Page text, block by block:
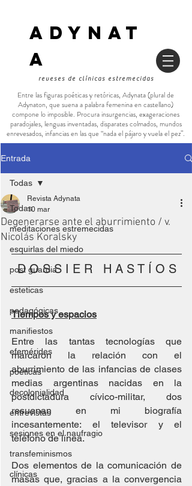
ADYNAT
a
reveses de clínicas estremecidas
Entre las figuras poéticas y retóricas, Adynata (plural de
Adynaton, que suena a palabra femenina en castellano)
compone lo imposible. Procura insurgencias, exageraciones
paradojales, lenguas inventadas, disparates colmados, mundos
enrevesados, infancias en las que “nada el pájaro y vuela el pez”.
Entrada
Todas
meditaciones estremecidas
esquirlas del miedo
post guardia
esteticas
pedagógicas
manifiestos
efemérides
poéticas
decolonialidad
entrevistas
sesiones en el naufragio
transfeminismos
clínicas
Todas
Degenerarse ante el aburrimiento / v.
Nicolás Koralsky
Revista Adynata
10 mar
D O S S I E R   H A S T Í O S
Tiempos y espacios
Entre las tantas tecnologías que
marcaron la relación con el
aburrimiento de las infancias de clases
medias argentinas nacidas en la
postdictadura cívico-militar, dos
resuenan en mi biografía
incesantemente: el televisor y el
teléfono de línea.
Dos elementos de la comunicación de
masas que, gracias a la convergencia